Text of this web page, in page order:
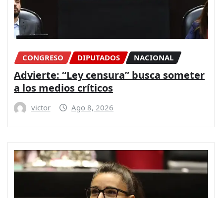
CONGRESO DIPUTADOS NACIONAL
Advierte: “Ley censura” busca someter
a los medios críticos
victor Ago 8, 2026